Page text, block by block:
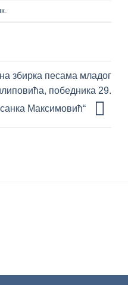
.
збирка песама младог
победника 29.
Максимовић“